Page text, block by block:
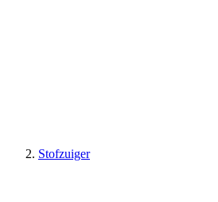
Stofzuiger